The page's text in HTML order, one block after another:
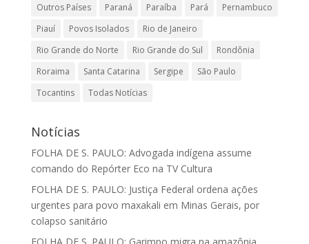
Outros Países
Paraná Paraíba Pará
Pernambuco
Piauí
Povos Isolados
Rio de Janeiro
Rio Grande do Norte
Rio Grande do Sul
Rondônia
Roraima
Santa Catarina Sergipe
São Paulo
Tocantins
Todas Notícias
Notícias
FOLHA DE S. PAULO: Advogada indígena assume
comando do Repórter Eco na TV Cultura
FOLHA DE S. PAULO: Justiça Federal ordena ações
urgentes para povo maxakali em Minas Gerais, por
colapso sanitário
FOLHA DE S. PAULO: Garimpo migra na amazônia,